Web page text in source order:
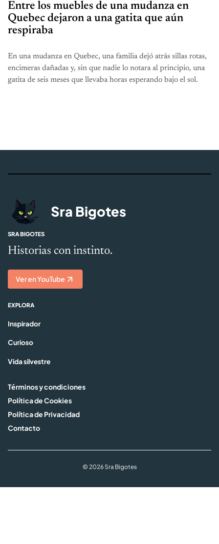
Entre los muebles de una mudanza en
Quebec dejaron a una gatita que aún
respiraba
En una mudanza en Quebec, una familia dejó atrás sillas rotas,
encimeras dañadas y, sin que nadie lo notara al principio, una
gatita de seis meses que llevaba horas esperando bajo el sol.
Sra Bigotes
SRA BIGOTES
Historias con instinto.
Ver en YouTube
EXPLORA
Inspirador
Curioso
Vida silvestre
Términos y condiciones
Política de Cookies
Política de Privacidad
Contacto
© 2026 Sra Bigotes